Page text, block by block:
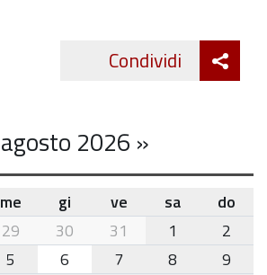
Condividi
agosto 2026 »
me gi ve sa
do
29 30 31 1
2
5 6 7 8
9